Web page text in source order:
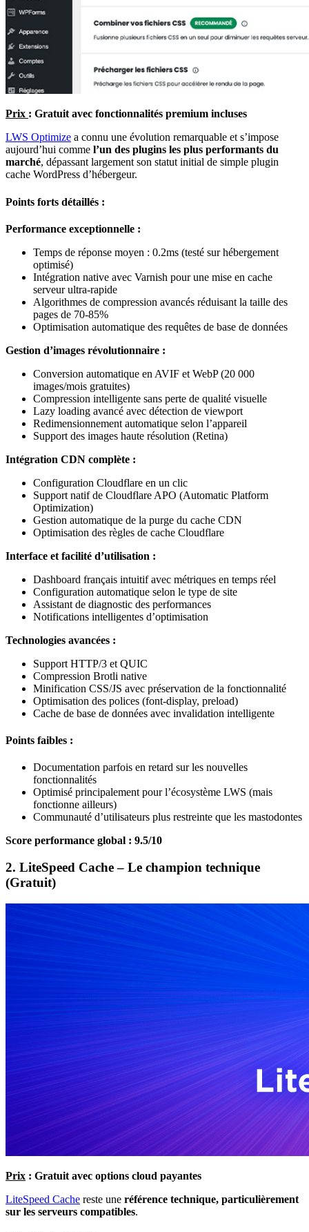
Prix : Gratuit avec fonctionnalités premium incluses
LWS Optimize a connu une évolution remarquable et s’impose
aujourd’hui comme l’un des plugins les plus performants du
marché, dépassant largement son statut initial de simple plugin
cache WordPress d’hébergeur.
Points forts détaillés :
Performance exceptionnelle :
Temps de réponse moyen : 0.2ms (testé sur hébergement
optimisé)
Intégration native avec Varnish pour une mise en cache
serveur ultra-rapide
Algorithmes de compression avancés réduisant la taille des
pages de 70-85%
Optimisation automatique des requêtes de base de données
Gestion d’images révolutionnaire :
Conversion automatique en AVIF et WebP (20 000
images/mois gratuites)
Compression intelligente sans perte de qualité visuelle
Lazy loading avancé avec détection de viewport
Redimensionnement automatique selon l’appareil
Support des images haute résolution (Retina)
Intégration CDN complète :
Configuration Cloudflare en un clic
Support natif de Cloudflare APO (Automatic Platform
Optimization)
Gestion automatique de la purge du cache CDN
Optimisation des règles de cache Cloudflare
Interface et facilité d’utilisation :
Dashboard français intuitif avec métriques en temps réel
Configuration automatique selon le type de site
Assistant de diagnostic des performances
Notifications intelligentes d’optimisation
Technologies avancées :
Support HTTP/3 et QUIC
Compression Brotli native
Minification CSS/JS avec préservation de la fonctionnalité
Optimisation des polices (font-display, preload)
Cache de base de données avec invalidation intelligente
Points faibles :
Documentation parfois en retard sur les nouvelles
fonctionnalités
Optimisé principalement pour l’écosystème LWS (mais
fonctionne ailleurs)
Communauté d’utilisateurs plus restreinte que les mastodontes
Score performance global : 9.5/10
2. LiteSpeed Cache – Le champion technique
(Gratuit)
Prix : Gratuit avec options cloud payantes
LiteSpeed Cache reste une référence technique, particulièrement
sur les serveurs compatibles.